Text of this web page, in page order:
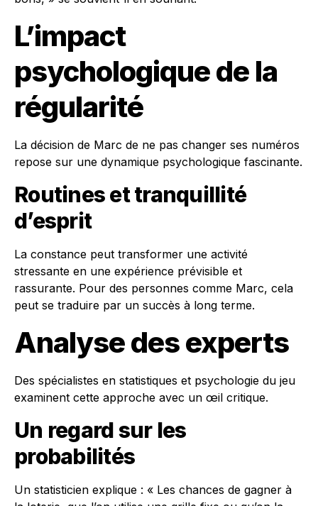
L’impact
psychologique de la
régularité
La décision de Marc de ne pas changer ses numéros
repose sur une dynamique psychologique fascinante.
Routines et tranquillité
d’esprit
La constance peut transformer une activité
stressante en une expérience prévisible et
rassurante. Pour des personnes comme Marc, cela
peut se traduire par un succès à long terme.
Analyse des experts
Des spécialistes en statistiques et psychologie du jeu
examinent cette approche avec un œil critique.
Un regard sur les
probabilités
Un statisticien explique : « Les chances de gagner à